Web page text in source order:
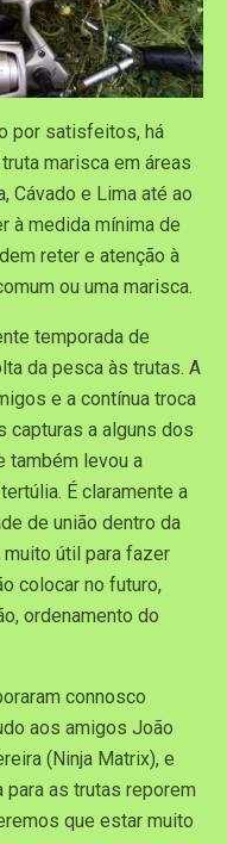
por satisfeitos, há
marisca em áreas
Cávado e Lima até ao
à medida mínima de
reter e atenção à
ou uma marisca.
temporada de
da pesca às trutas. A
e a contínua troca
capturas a alguns dos
também levou a
É claramente a
de união dentro da
útil para fazer
colocar no futuro,
ordenamento do
connosco
aos amigos João
(Ninja Matrix), e
as trutas reporem
que estar muito